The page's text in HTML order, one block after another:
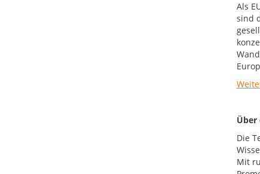
Als
sind
Über
Die
Mit